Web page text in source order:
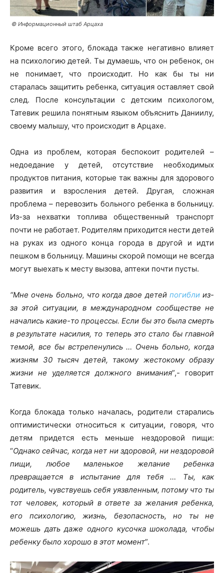
©️ Информационный штаб Арцаха
Кроме всего этого, блокада также негативно влияет
на психологию детей. Ты думаешь, что он ребенок, он
не понимает, что происходит. Но как бы ты ни
старалась защитить ребенка, ситуация оставляет свой
след. После консультации с детским психологом,
Татевик решила понятным языком объяснить Даниилу,
своему малышу, что происходит в Арцахе.
Одна из проблем, которая беспокоит родителей –
недоедание у детей, отсутствие необходимых
продуктов питания, которые так важны для здорового
развития и взросления детей. Другая, сложная
проблема – перевозить больного ребенка в больницу.
Из-за нехватки топлива общественный транспорт
почти не работает. Родителям приходится нести детей
на руках из одного конца города в другой и идти
пешком в больницу. Машины скорой помощи не всегда
могут выехать к месту вызова, аптеки почти пусты.
“Мне очень больно, что когда двое детей погиблииз-
за этой ситуации, в международном сообществе не
начались какие-то процессы. Если бы это была смерть
в результате насилия, то теперь это стало бы главной
темой, все бы встрепенулись … Очень больно, когда
жизням 30 тысяч детей, такому жестокому образу
жизни не уделяется должного внимания”,- говорит
Татевик.
Когда блокада только началась, родители старались
оптимистически относиться к ситуации, говоря, что
детям придется есть меньше нездоровой пищи:
“Однако сейчас, когда нет ни здоровой, ни нездоровой
пищи, любое маленькое желание ребенка
превращается в испытание для тебя … Ты, как
родитель, чувствуешь себя уязвленным, потому что ты
тот человек, который в ответе за желания ребенка,
его психологию, жизнь, безопасность, но ты не
можешь дать даже одного кусочка шоколада, чтобы
ребенку было хорошо в этот момент”.